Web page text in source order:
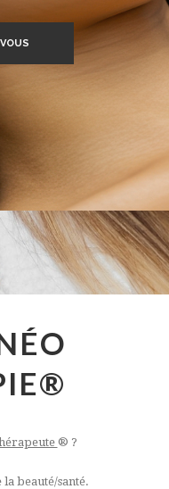
® ?
la beauté/santé.